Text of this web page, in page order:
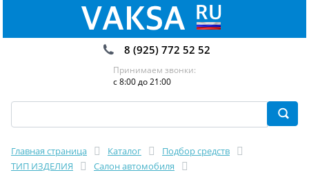
8 (925) 772 52 52
Принимаем звонки:
с 8:00 до 21:00
Главная страница Каталог
Подбор средств
ТИП ИЗДЕЛИЯ
Салон автомобиля